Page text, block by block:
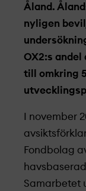
Åland.
nyligen
OX2:s andel
till omkring
I november
Fondbolag
Samarbetet